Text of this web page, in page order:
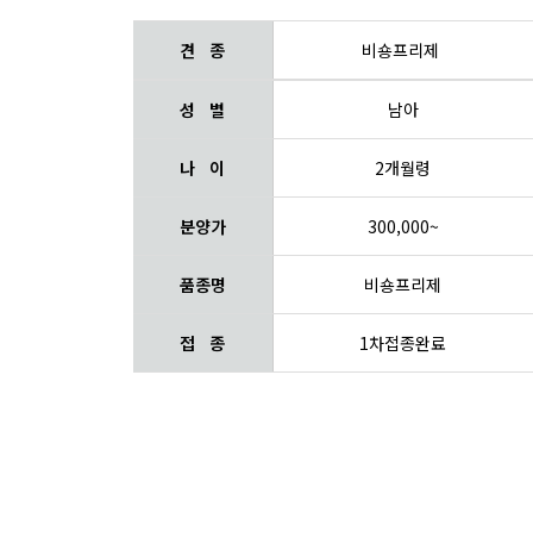
견 종 비숑프리제
성 별 남아
나 이 2개월령
분양가 300,000~
품종명 비숑프리제
접 종 1차접종완료